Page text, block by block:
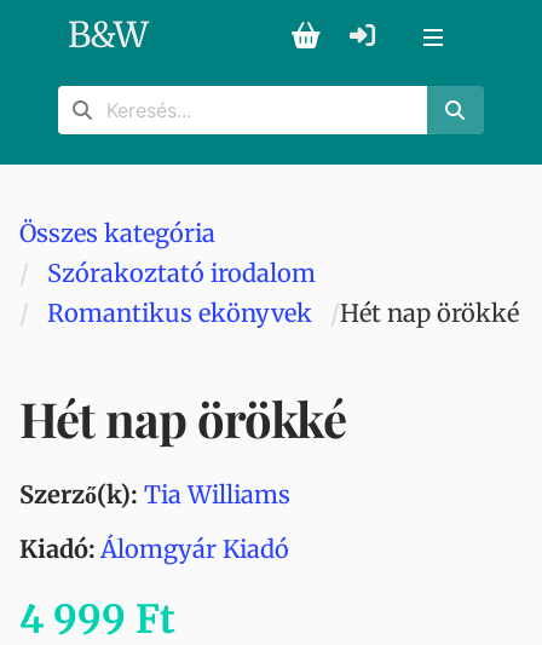
B&W
Összes kategória
Szórakoztató irodalom
Romantikus ekönyvek
Hét nap örökké
Hét nap örökké
Szerző(k): Tia Williams
Kiadó: Álomgyár Kiadó
4 999 Ft